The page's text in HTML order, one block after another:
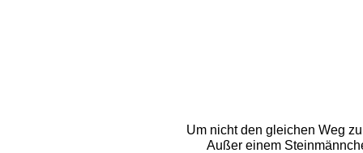
Um nicht den gleichen Weg
Außer einem